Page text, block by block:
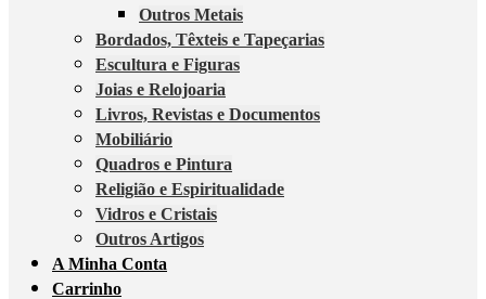
Outros Metais
Bordados, Têxteis e Tapeçarias
Escultura e Figuras
Joias e Relojoaria
Livros, Revistas e Documentos
Mobiliário
Quadros e Pintura
Religião e Espiritualidade
Vidros e Cristais
Outros Artigos
A Minha Conta
Carrinho